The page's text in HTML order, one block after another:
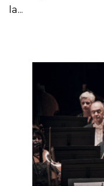
la...